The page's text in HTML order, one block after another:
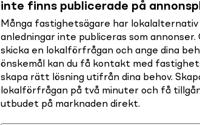
inte finns publicerade på
Många fastighetsägare har lokalalternativ
anledningar inte publiceras som
skicka en lokalförfrågan och ange dina
önskemål kan du få kontakt med
skapa rätt lösning utifrån dina behov.
lokalförfrågan på två minuter och få
utbudet på marknaden direkt.